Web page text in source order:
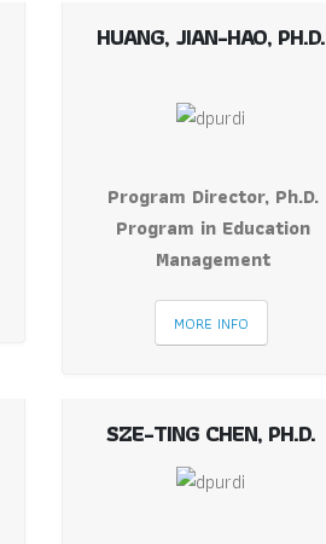
HUANG, JIAN-HAO, PH.D.
Program Director, Ph.D.
Program in Education
Management
MORE INFO
SZE-TING CHEN, PH.D.